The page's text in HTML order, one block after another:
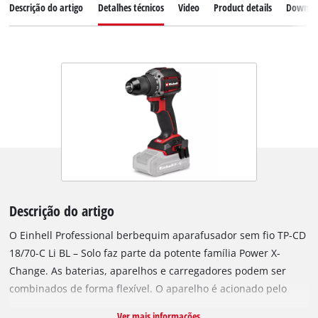
Descrição do artigo Detalhes técnicos Video Product details
Descrição do artigo
O Einhell Professional berbequim aparafusador sem fio TP-CD
18/70-C Li BL – Solo faz parte da potente família Power X-
Change. As baterias, aparelhos e carregadores podem ser
combinados de forma flexível. O aparelho é acionado pelo